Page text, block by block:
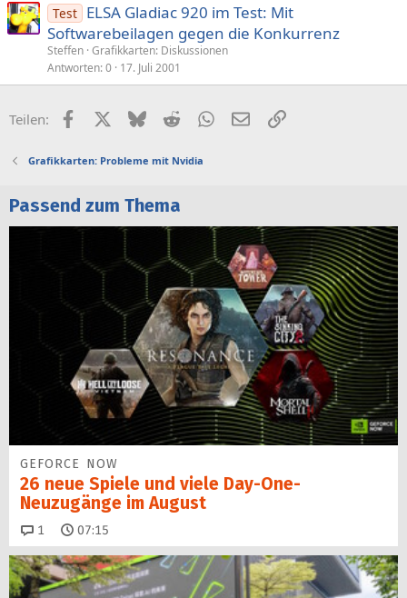
Test ELSA Gladiac 920 im Test: Mit
Softwarebeilagen gegen die Konkurrenz
Steffen Grafikkarten: Diskussionen
Antworten 0 17. Juli 2001
Teilen: FacebookX (Twitter)
BlueskyRedditWhatsApp
E-MailLink
Grafikkarten: Probleme mit Nvidia
Passend zum Thema
GEFORCE NOW
26 neue Spiele und viele Day-One-
Neuzugänge im August
1 Kommentare
07:15